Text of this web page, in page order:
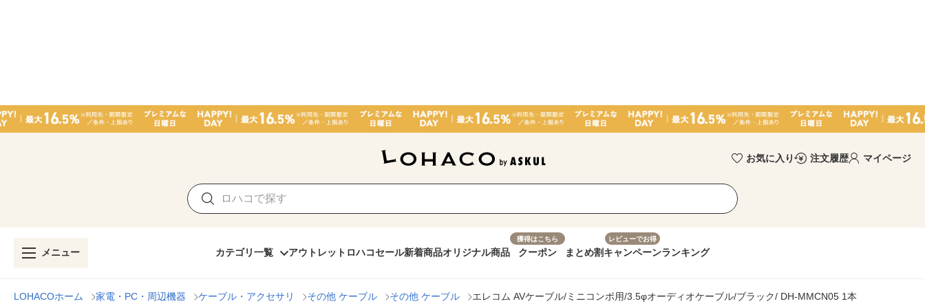
お気に入り 注文履歴 マイページ
メニュー カテゴリ一覧 アウトレット ロハコセール新着商品オリジナル商品
獲得はこちら
クーポン まとめ割
レビューでお得
キャンペーンランキング
LOHACOホーム 家電・PC・周辺機器 ケーブル・アクセサリ その他 ケーブル その他 ケーブル エレコム AVケーブル/ミニコンポ用/3.5φオーディオケーブル/ブラック/ DH-MMCN05 1本